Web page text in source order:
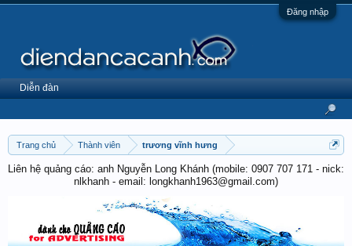
Đăng nhập
Trang chủ Thành viên trương vĩnh hưng
Liên hệ quảng cáo: anh Nguyễn Long Khánh (mobile: 0907 707 171 - nick:
nlkhanh - email: longkhanh1963@gmail.com)
Diễn đàn